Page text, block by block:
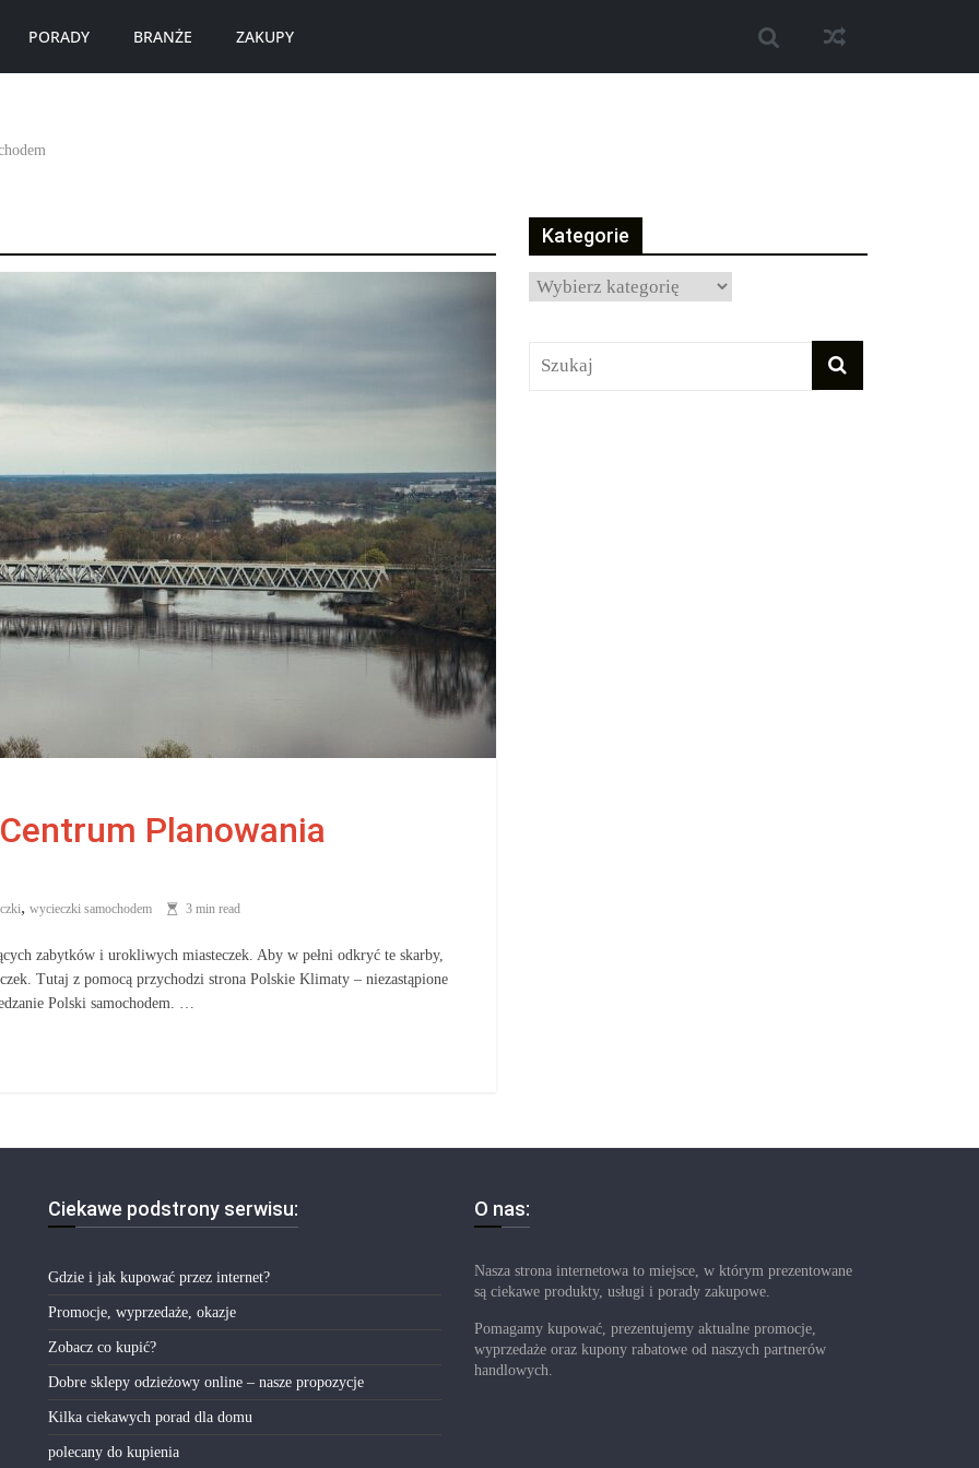
PORADY BRANŻE ZAKUPY
Planowania
, wycieczki samochodem 3 min read
zabytków i urokliwych miasteczek. Aby w pełni odkryć te skarby,
Tutaj z pomocą przychodzi strona Polskie Klimaty – niezastąpione
Polski samochodem. …
Kategorie
Kategorie
Ciekawe podstrony serwisu:
Gdzie i jak kupować przez internet?
Promocje, wyprzedaże, okazje
Zobacz co kupić?
Dobre sklepy odzieżowy online – nasze propozycje
Kilka ciekawych porad dla domu
polecany do kupienia
O nas:
Nasza strona internetowa to miejsce, w którym prezentowane
są ciekawe produkty, usługi i porady zakupowe.
Pomagamy kupować, prezentujemy aktualne promocje,
wyprzedaże oraz kupony rabatowe od naszych partnerów
handlowych.